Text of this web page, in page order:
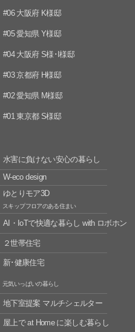
#06 大阪府 K様邸
#05 愛知県 Y様邸
#04 大阪府 S様･I様邸
#03 京都府 H様邸
#02 愛知県 M様邸
#01 東京都 S様邸
水害に負けない安心の暮らし
W-eco design
ゆとりモア3D
スキップフロアのある住まい
AI・IoTで快適な暮らしwith ロボホン
２世帯住宅
新･健康住宅
元気いっぱいの暮らし
地下室提案 マルチシェルター
屋上で at Home に楽しむ暮らし